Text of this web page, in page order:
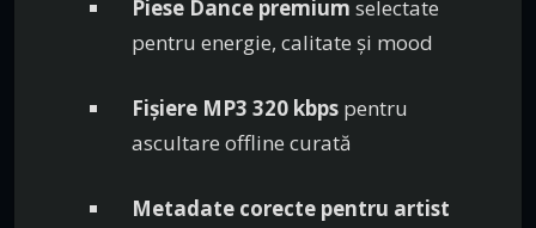
Piese Dance premium selectate
pentru energie, calitate și mood
Fișiere MP3 320 kbps pentru
ascultare offline curată
Metadate corecte pentru artist